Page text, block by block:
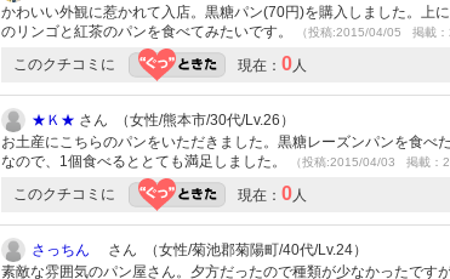
かわいい外観に惹かれて入店。黒糖パン(70円)を購入しました。上
のリンゴと紅茶のパンを食べてみたいです。
（投稿:2015/04/05 掲載：
このクチコミに 現在： 0 人
★Ｋ★ さん （女性/熊本市/30代/Lv.26）
お土産にこちらのパンをいただきました。黒糖レーズンパンを食
なので、1個食べるととても満足しました。
（投稿:2015/04/03 掲載：
このクチコミに 現在： 0 人
さっちん
さん （女性/菊池郡菊陽町/40代/Lv.24）
素敵な雰囲気のパン屋さん。夕方だったので種類が少なかったです